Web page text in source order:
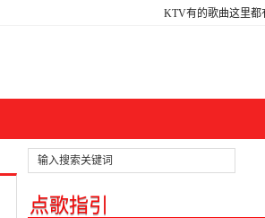
KTV有的歌曲这里都
点歌指引